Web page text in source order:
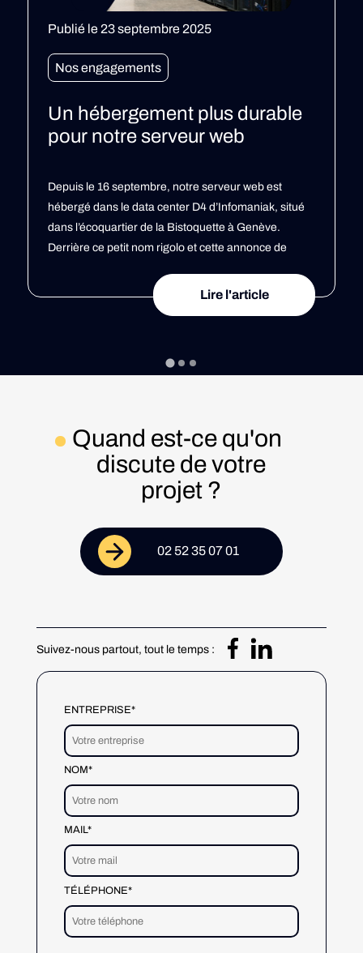
Publié le 23 septembre 2025
Nos engagements
Un hébergement plus durable
pour notre serveur web
Depuis le 16 septembre, notre serveur web est
hébergé dans le data center D4 d’Infomaniak, situé
dans l’écoquartier de la Bistoquette à Genève.
Derrière ce petit nom rigolo et cette annonce de
n’est pas un simple changement technique : D4 est
l’un des data centers les plus […]
Lire l'article
Quand est-ce qu'on
discute de votre
projet ?
02 52 35 07 01
Suivez-nous partout, tout le temps :
ENTREPRISE*
NOM*
MAIL*
TÉLÉPHONE*